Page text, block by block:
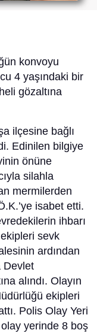
konvoyu
4 yaşındaki bir
gözaltına
ilçesine bağlı
Edinilen bilgiye
önüne
silahla
mermilerden
isabet etti.
ihbarı
sevk
ardından
Devlet
alındı. Olayın
ekipleri
Polis Olay Yeri
yerinde 8 boş